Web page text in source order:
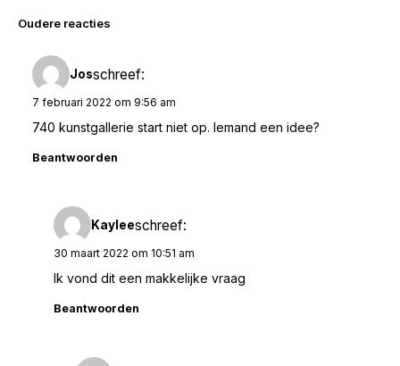
Reacties
navigatie
Oudere reacties
Josschreef:
7 februari 2022 om 9:56 am
740 kunstgallerie start niet op. Iemand een idee?
Beantwoorden
Kayleeschreef:
30 maart 2022 om 10:51 am
Ik vond dit een makkelijke vraag
Beantwoorden